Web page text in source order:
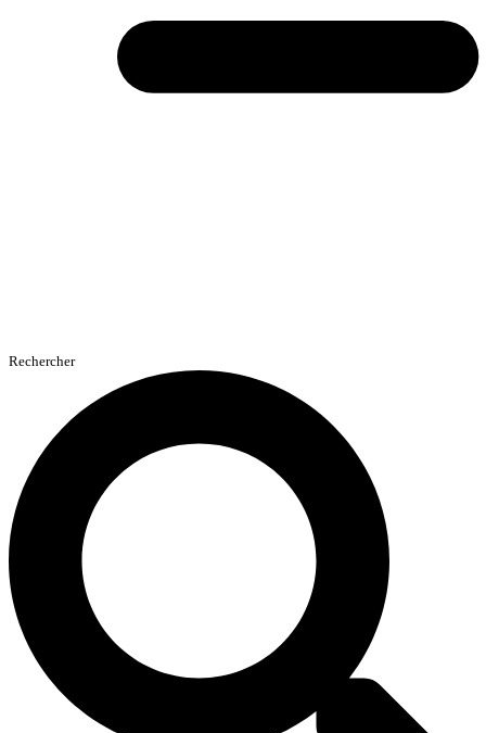
Rechercher